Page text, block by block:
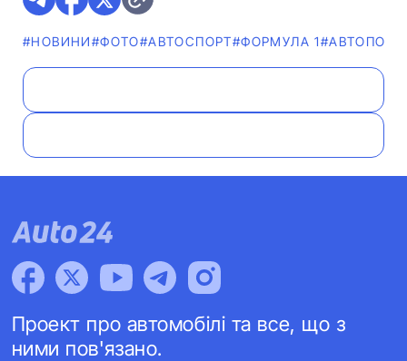
#НОВИНИ#ФОТО#АВТОСПОРТ#ФОРМУЛА 1
Проект про автомобілі та все, що з
ними пов'язано.